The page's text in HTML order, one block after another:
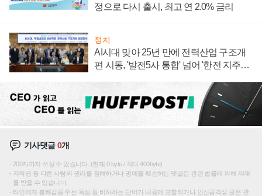
정으로 다시 출시, 최고 연 2.0% 금리
정치
AI시대 맞아 25년 만에 전력산업 구조개
편 시동, '발전5사 통합' 넘어 '한전 지주사'
기사댓글0개
200자까지 쓰실 수 있습니다. (현재 0 byte / 최대 400byte)
저작권 등 다른 사람의 권리를 침해하거나 명예를 훼손하는 댓글은 관련 법률에 의해 제재
를 받을 수 있습니다.
타인에게 불쾌감을 주는 욕설 등 비하하는 단어가 내용에 포함되거나 인신공격성 글은 관